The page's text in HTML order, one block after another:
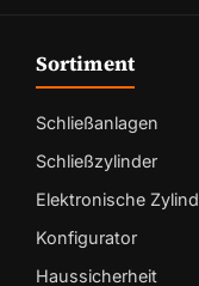
Sortiment
Schließanlagen
Schließzylinder
Elektronische
Konfigurator
Haussicherheit